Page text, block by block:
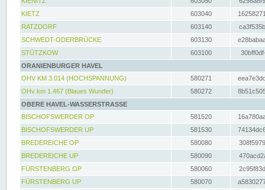
KIETZ
603040
RATZDORF
603140
SCHWEDT-ODERBRÜCKE
603130
STÜTZKOW
603100
ORANIENBURGER HAVEL
OHV KM 3.014 (HOCHSPANNUNG)
580271
OHv km 1.467 (Blaues Wunder)
580272
OBERE HAVEL-WASSERSTRASSE
BISCHOFSWERDER OP
581520
BISCHOFSWERDER UP
581530
BREDEREICHE OP
580080
BREDEREICHE UP
580090
FÜRSTENBERG OP
580060
FÜRSTENBERG UP
580070